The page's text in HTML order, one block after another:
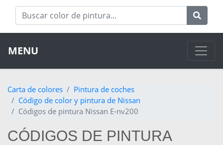
MENU
Carta de colores
Pintura de coches
Código de color y pintura de Nissan
Códigos de pintura Nissan E-nv200
CÓDIGOS DE PINTURA